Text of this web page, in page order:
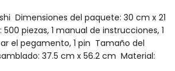
Dimensiones del paquete: 30 cm x 21
piezas, 1 manual de instrucciones, 1
el pegamento, 1 pin Tamaño del
37.5 cm x 56.2 cm Material: